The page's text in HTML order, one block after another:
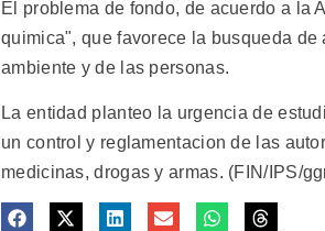
El problema de fondo, de acuerdo a la
quimica", que favorece la busqueda
ambiente y de las personas.
La entidad planteo la urgencia de
un control y reglamentacion de las
medicinas, drogas y armas. (FIN/IPS/